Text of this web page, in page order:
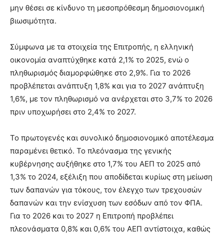
μην θέσει σε κίνδυνο τη μεσοπρόθεσμη δημοσιονομική
βιωσιμότητα.
Σύμφωνα με τα στοιχεία της Επιτροπής, η ελληνική
οικονομία αναπτύχθηκε κατά 2,1% το 2025, ενώ ο
πληθωρισμός διαμορφώθηκε στο 2,9%. Για το 2026
προβλέπεται ανάπτυξη 1,8% και για το 2027 ανάπτυξη
1,6%, με τον πληθωρισμό να ανέρχεται στο 3,7% το 2026
πριν υποχωρήσει στο 2,4% το 2027.
Το πρωτογενές και συνολικό δημοσιονομικό αποτέλεσμα
παραμένει θετικό. Το πλεόνασμα της γενικής
κυβέρνησης αυξήθηκε στο 1,7% του ΑΕΠ το 2025 από
1,3% το 2024, εξέλιξη που αποδίδεται κυρίως στη μείωση
των δαπανών για τόκους, τον έλεγχο των τρεχουσών
δαπανών και την ενίσχυση των εσόδων από τον ΦΠΑ.
Για το 2026 και το 2027 η Επιτροπή προβλέπει
πλεονάσματα 0,8% και 0,6% του ΑΕΠ αντίστοιχα, καθώς